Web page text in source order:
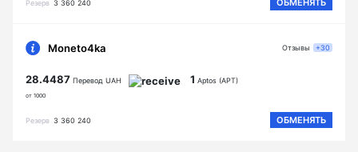
Резерв 3 360 240 ОБМЕНЯТЬ
Moneto4ka
28.4487 Перевод UAH
от 1000
1 Aptos (APT)
Резерв 3 360 240 ОБМЕНЯТЬ
Отзывы +30